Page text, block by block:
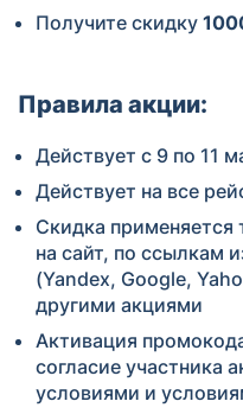
Получите скидку 10
Правила акции:
Действует с 9 по 11
Действует на все
Скидка применяется
на сайт, по ссылкам
(Yandex, Google,
другими акциями
Активация
согласие участника
условиями и